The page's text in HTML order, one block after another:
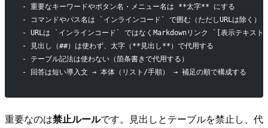
- 重要なキーワードやボタン名・メニュー名は **太字** にする
- コマンドやパス名は `インラインコード` で囲む（ただしURLは除く）
- URLは `インラインコード` ではなくMarkdownリンク `[表示テキス
- 見出し（##）は使わず、太字（**見出し**）で代用する
- テーブル記法は使わない（箇条書きで代用する）
- 回答は短い導入文 → 本体（リスト/手順） → 補足の順で構成する
重要なのは禁止ルールです。見出しとテーブルを禁止し、代